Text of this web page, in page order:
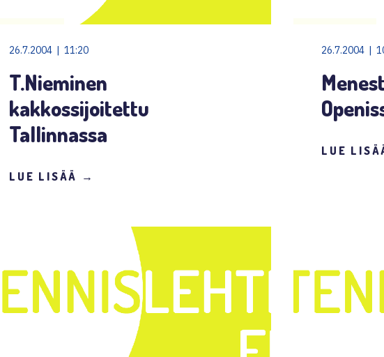
26.7.2004 | 11:20
T.Nieminen
kakkossijoitettu
Tallinnassa
LUE LISÄÄ →
26.7.2004 |
LUE